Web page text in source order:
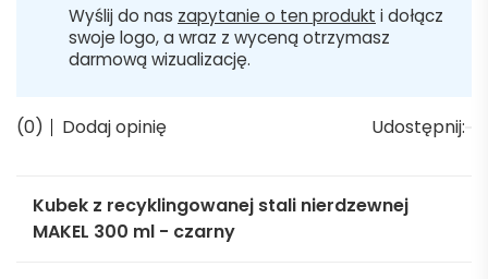
Wyślij do nas zapytanie o ten produkt i dołącz
swoje logo, a wraz z wyceną otrzymasz
darmową wizualizację.
(0) Dodaj opinię Udostępnij:
Kubek z recyklingowanej stali nierdzewnej
MAKEL 300 ml - czarny